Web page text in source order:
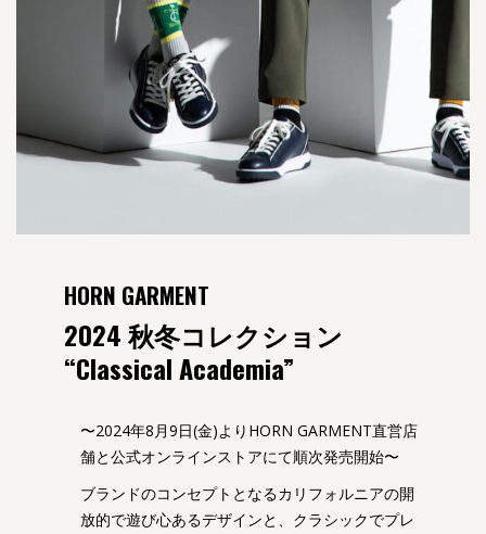
HORN GARMENT
2024 秋冬コレクション
“Classical Academia”
〜2024年8月9日(金)よりHORN GARMENT直営店
舗と公式オンラインストアにて順次発売開始〜
ブランドのコンセプトとなるカリフォルニアの開
放的で遊び心あるデザインと、クラシックでプレ